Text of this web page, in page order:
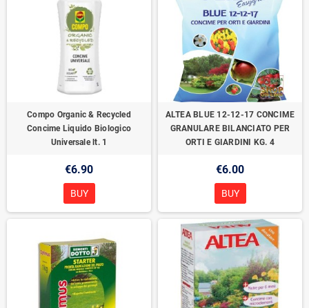
Compo Organic & Recycled
Concime Liquido Biologico
Universale lt. 1
€6.90
BUY
ALTEA BLUE 12-12-17 CONCIME
GRANULARE BILANCIATO PER
ORTI E GIARDINI KG. 4
€6.00
BUY